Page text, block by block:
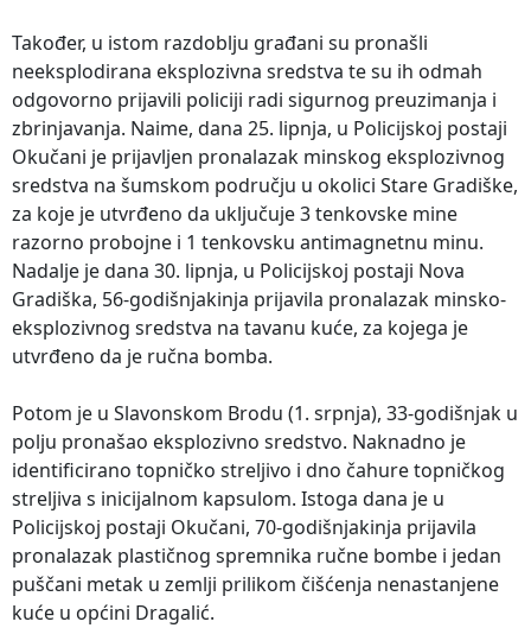
Također, u istom razdoblju građani su pronašli
neeksplodirana eksplozivna sredstva te su ih odmah
odgovorno prijavili policiji radi sigurnog preuzimanja i
zbrinjavanja. Naime, dana 25. lipnja, u Policijskoj postaji
Okučani je prijavljen pronalazak minskog eksplozivnog
sredstva na šumskom području u okolici Stare Gradiške,
za koje je utvrđeno da uključuje 3 tenkovske mine
razorno probojne i 1 tenkovsku antimagnetnu minu.
Nadalje je dana 30. lipnja, u Policijskoj postaji Nova
Gradiška, 56-godišnjakinja prijavila pronalazak minsko-
eksplozivnog sredstva na tavanu kuće, za kojega je
utvrđeno da je ručna bomba.
Potom je u Slavonskom Brodu (1. srpnja), 33-godišnjak u
polju pronašao eksplozivno sredstvo. Naknadno je
identificirano topničko streljivo i dno čahure topničkog
streljiva s inicijalnom kapsulom. Istoga dana je u
Policijskoj postaji Okučani, 70-godišnjakinja prijavila
pronalazak plastičnog spremnika ručne bombe i jedan
puščani metak u zemlji prilikom čišćenja nenastanjene
kuće u općini Dragalić.